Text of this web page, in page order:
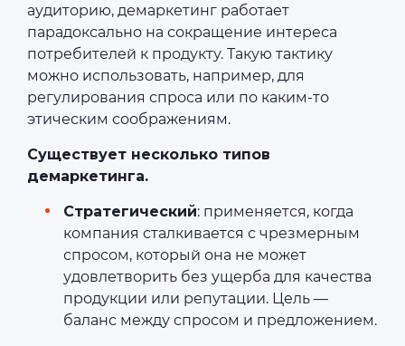
аудиторию, демаркетинг работает
парадоксально на сокращение интереса
потребителей к продукту. Такую тактику
можно использовать, например, для
регулирования спроса или по каким-то
этическим соображениям.
Существует несколько типов
демаркетинга.
Стратегический: применяется, когда
компания сталкивается с чрезмерным
спросом, который она не может
удовлетворить без ущерба для качества
продукции или репутации. Цель —
баланс между спросом и предложением.